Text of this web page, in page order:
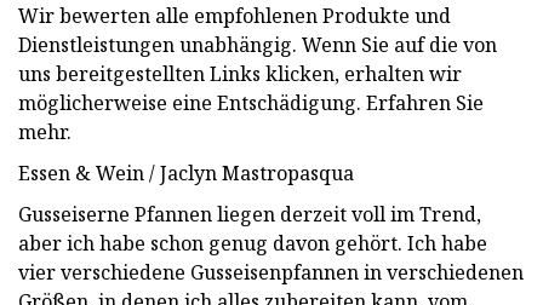
Wir bewerten alle empfohlenen Produkte und
Dienstleistungen unabhängig. Wenn Sie auf die von
uns bereitgestellten Links klicken, erhalten wir
möglicherweise eine Entschädigung. Erfahren Sie
mehr.
Essen & Wein / Jaclyn Mastropasqua
Gusseiserne Pfannen liegen derzeit voll im Trend,
aber ich habe schon genug davon gehört. Ich habe
vier verschiedene Gusseisenpfannen in verschiedenen